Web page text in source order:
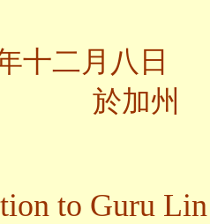
十二月八日
於加州
to Guru